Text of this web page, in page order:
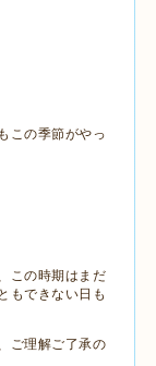
この季節がやっ
この時期はまだ
もできない日も
ご理解ご了承の